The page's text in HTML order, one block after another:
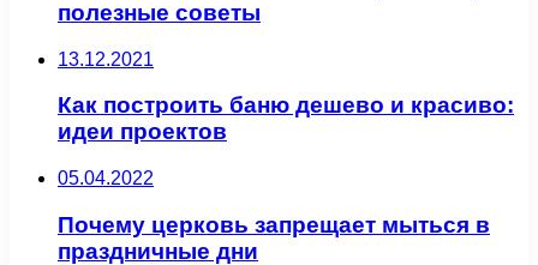
полезные советы
13.12.2021
Как построить баню дешево и красиво:
идеи проектов
05.04.2022
Почему церковь запрещает мыться в
праздничные дни